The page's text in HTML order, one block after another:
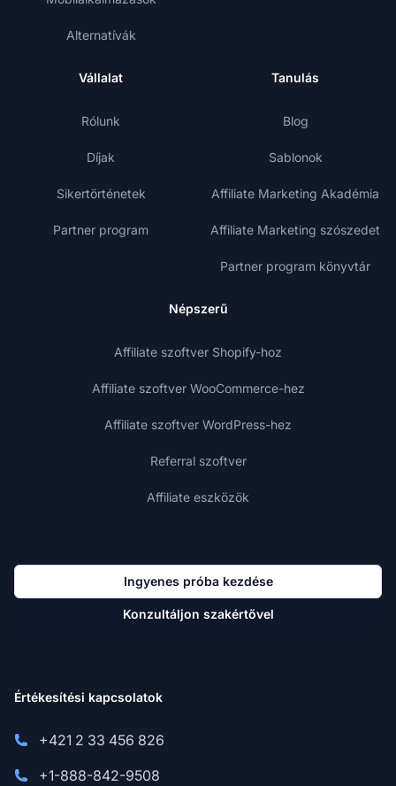
Alternatívák
Vállalat
Rólunk
Díjak
Sikertörténetek
Partner program
Tanulás
Blog
Sablonok
Affiliate Marketing Akadémia
Affiliate Marketing szószedet
Partner program könyvtár
Népszerű
Affiliate szoftver Shopify-hoz
Affiliate szoftver WooCommerce-hez
Affiliate szoftver WordPress-hez
Referral szoftver
Affiliate eszközök
Ingyenes próba kezdése
Konzultáljon szakértővel
Értékesítési kapcsolatok
+421 2 33 456 826
+1-888-842-9508